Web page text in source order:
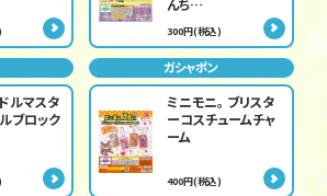
300円(税込)
ルマスタ
ブロック
ガシャポン
ミニモニ。 ブリスタ
ーコスチュームチャ
ーム
400円(税込)